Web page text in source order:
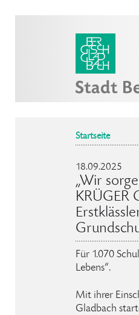
Startseite
18.09.2025
„Wir
KRÜGER
Für 1.070
Lebens“.
Mit ihrer
Gladbach